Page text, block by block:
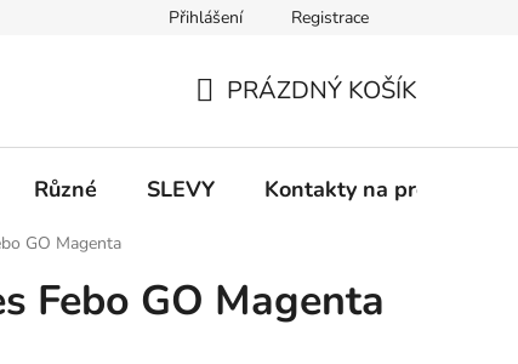
Informace k on-line platbám Odstoupení od
Přihlášení Registrace
KOŠÍK
PRÁZDNÝ KOŠÍK
Různé SLEVY Kontakty na prodejny
GO Magenta
Febo GO Magenta